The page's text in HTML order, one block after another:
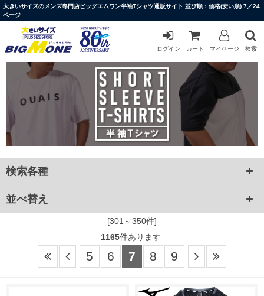
大きいサイズのメンズ専門店ビッグエムワン半袖Tシャツ通販サイト 並び順：価格(安い順) 7／24
ページ
ログイン カート マイページ 検索
検索各種
並べ替え
[301～350件]
1165件あります
5 6 7 8 9